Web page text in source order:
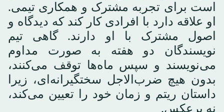
است برای تجربه مشترک و همکاری تیمی.
او علاقه دارد با افرادی کار کند که دیدگاه و
اصول مشترک با او دارند. گاهی تیم
نویسندگان دو هفته به صورت مداوم
می‌نویسند و سپس ماه‌ها توقف می‌کنند،
بدون هیچ ضرب‌الاجل سختگیرانه‌ای، زیرا
داستان ریتم و زمان خود را تعیین می‌کند،
نه برعکس.